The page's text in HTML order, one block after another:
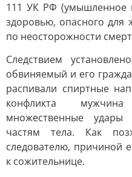
111 УК РФ (умышленное
здоровью, опасного для
по неосторожности
Следствием
обвиняемый и его
распивали спиртные
конфликта
множественные
частям тела. Как
следователю, причиной
к сожительнице.